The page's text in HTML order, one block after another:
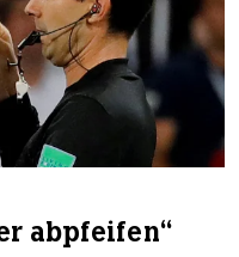
abpfeifen“